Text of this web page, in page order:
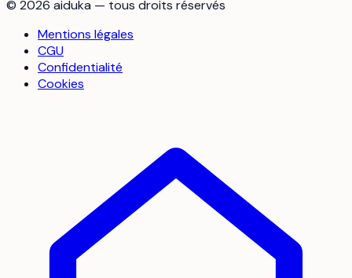
© 2026 aiduka — tous droits réservés
Mentions légales
CGU
Confidentialité
Cookies